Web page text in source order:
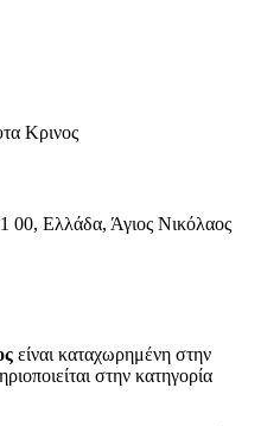
Κρινος
00, Ελλάδα, Άγιος Νικόλαος
είναι καταχωρημένη στην
στην κατηγορία